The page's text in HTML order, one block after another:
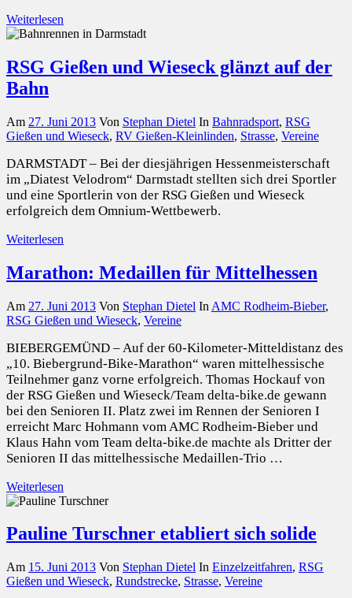
Weiterlesen
RSG Gießen und Wieseck glänzt auf der
Bahn
Am 27. Juni 2013 Von Stephan Dietel In Bahnradsport, RSG
Gießen und Wieseck, RV Gießen-Kleinlinden, Strasse, Vereine
DARMSTADT – Bei der diesjährigen Hessenmeisterschaft
im „Diatest Velodrom“ Darmstadt stellten sich drei Sportler
und eine Sportlerin von der RSG Gießen und Wieseck
erfolgreich dem Omnium-Wettbewerb.
Weiterlesen
Marathon: Medaillen für Mittelhessen
Am 27. Juni 2013 Von Stephan Dietel In AMC Rodheim-Bieber,
RSG Gießen und Wieseck, Vereine
BIEBERGEMÜND – Auf der 60-Kilometer-Mitteldistanz des
„10. Biebergrund-Bike-Marathon“ waren mittelhessische
Teilnehmer ganz vorne erfolgreich. Thomas Hockauf von
der RSG Gießen und Wieseck/Team delta-bike.de gewann
bei den Senioren II. Platz zwei im Rennen der Senioren I
erreicht Marc Hohmann vom AMC Rodheim-Bieber und
Klaus Hahn vom Team delta-bike.de machte als Dritter der
Senioren II das mittelhessische Medaillen-Trio …
Weiterlesen
Pauline Turschner etabliert sich solide
Am 15. Juni 2013 Von Stephan Dietel In Einzelzeitfahren, RSG
Gießen und Wieseck, Rundstrecke, Strasse, Vereine